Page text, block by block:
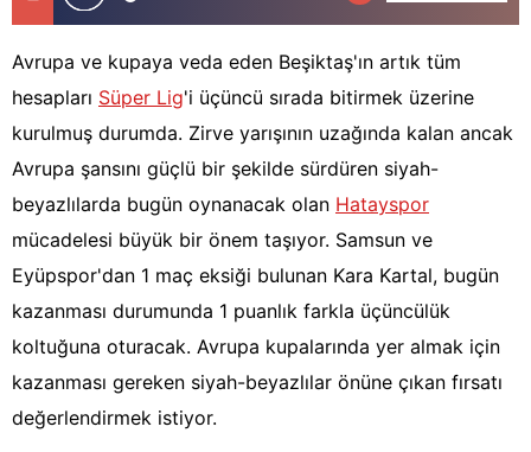
Avrupa ve kupaya veda eden Beşiktaş'ın artık tüm
hesapları Süper Lig'i üçüncü sırada bitirmek üzerine
kurulmuş durumda. Zirve yarışının uzağında kalan ancak
Avrupa şansını güçlü bir şekilde sürdüren siyah-
beyazlılarda bugün oynanacak olan Hatayspor
mücadelesi büyük bir önem taşıyor. Samsun ve
Eyüpspor'dan 1 maç eksiği bulunan Kara Kartal, bugün
kazanması durumunda 1 puanlık farkla üçüncülük
koltuğuna oturacak. Avrupa kupalarında yer almak için
kazanması gereken siyah-beyazlılar önüne çıkan fırsatı
değerlendirmek istiyor.